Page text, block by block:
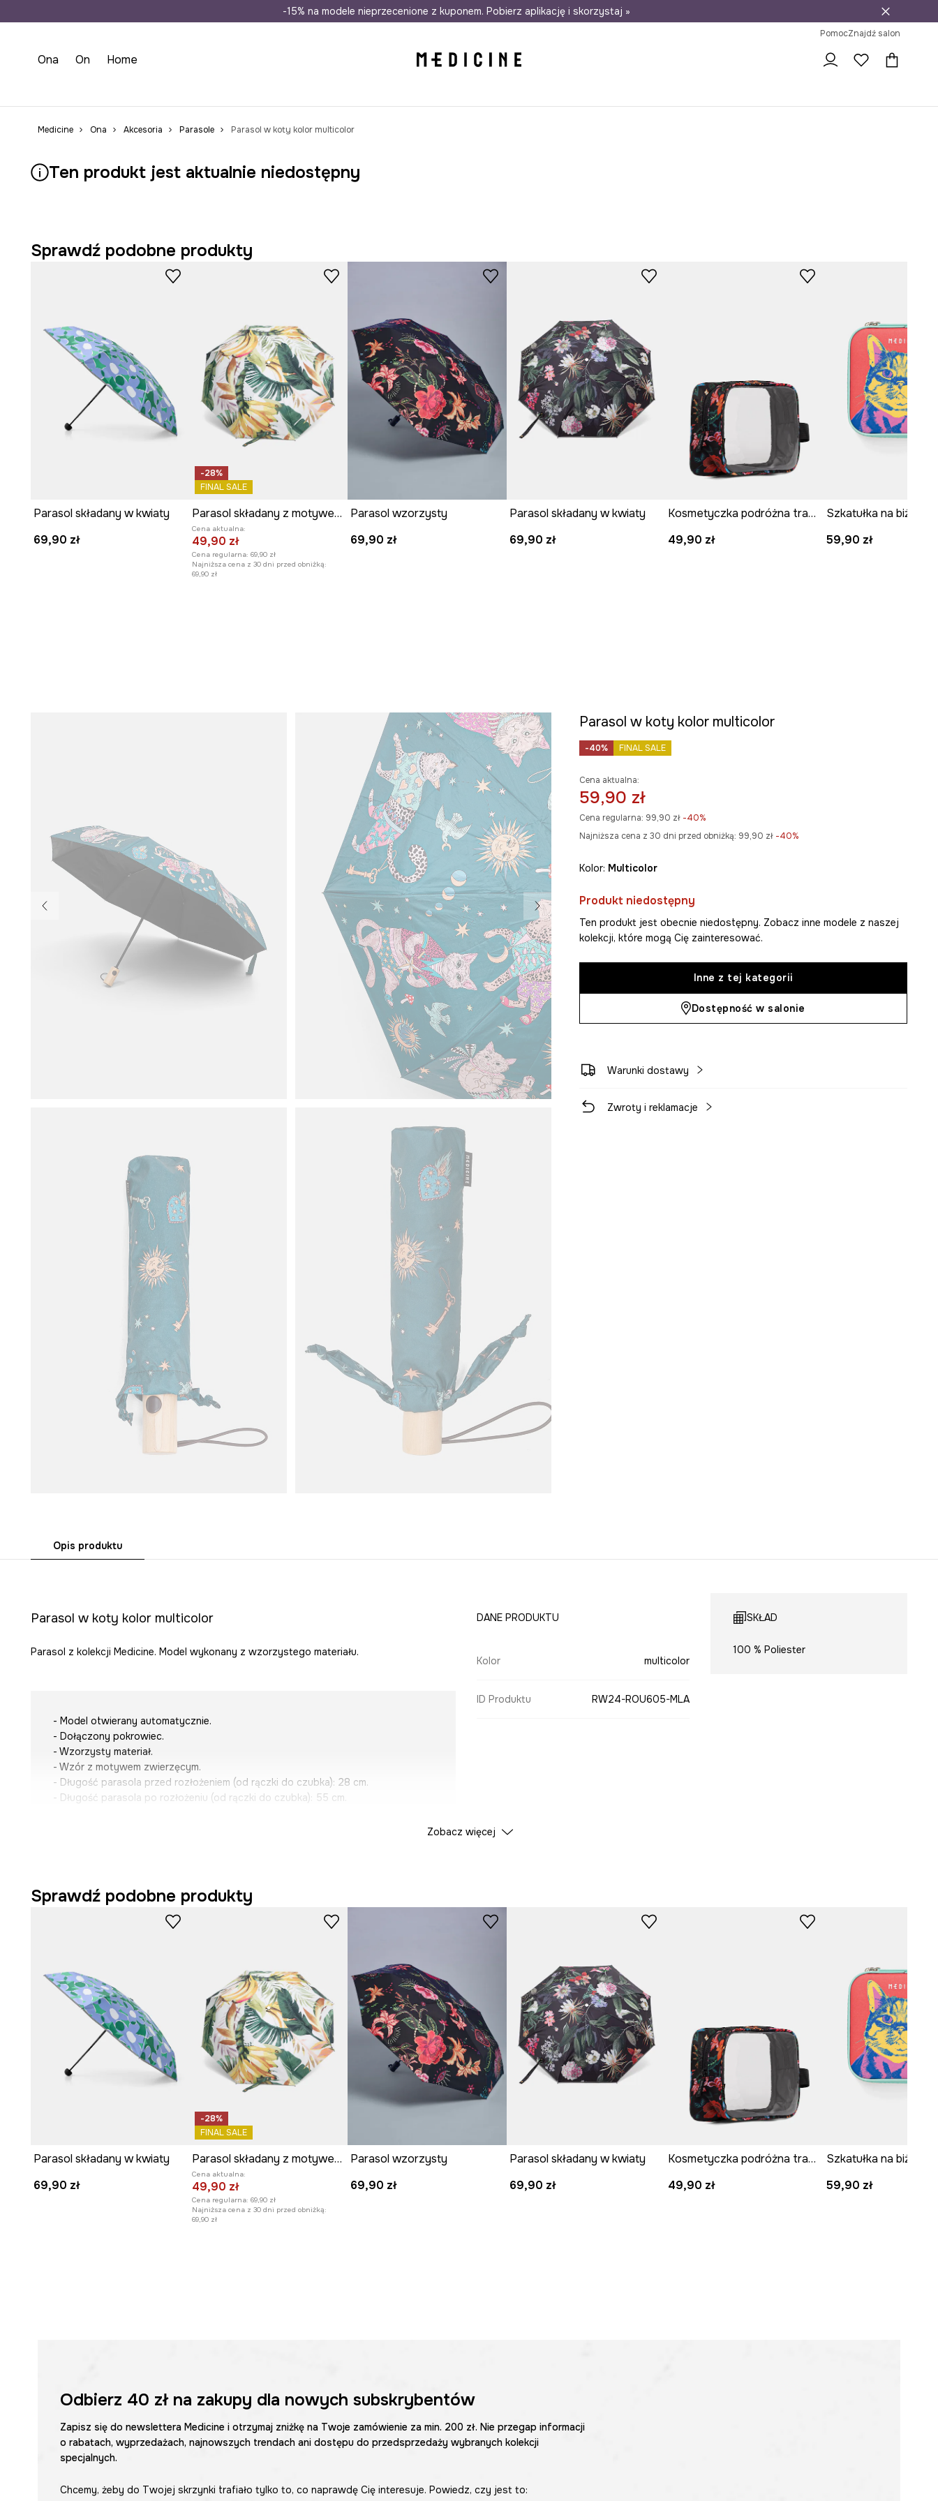
Wysyłka nawet w 24h Darmowa dostawa do salonów 30 dni na zwrot
-15% na modele nieprzecenione z kuponem. Pobierz aplikację i skorzystaj »
PomocZnajdź salon
Ona On Home
Medicine Ona Akcesoria Parasole Parasol w koty kolor multicolor
Ten produkt jest aktualnie niedostępny
Sprawdź podobne produkty
Parasol składany w kwiaty
69,90 zł
-28%
FINAL SALE
Parasol składany z motywem roślinnym
Cena aktualna:
49,90 zł
Cena regularna: 69,90 zł
Najniższa cena z 30 dni przed obniżką:
69,90 zł
Parasol wzorzysty
69,90 zł
Parasol składany w kwiaty
69,90 zł
Kosmetyczka podróżna transparentna
49,90 zł
59,90 zł
Parasol w koty kolor multicolor
-40% FINAL SALE
Cena aktualna:
59,90 zł
Cena regularna: 99,90 zł-40%
Najniższa cena z 30 dni przed obniżką: 99,90 zł -40%
Kolor: multicolor
Produkt niedostępny
Ten produkt jest obecnie niedostępny. Zobacz inne modele z naszej
kolekcji, które mogą Cię zainteresować.
Inne z tej kategorii
Dostępność w salonie
Warunki dostawy
Zwroty i reklamacje
Opis produktu
Parasol w koty kolor multicolor
Parasol z kolekcji Medicine. Model wykonany z wzorzystego materiału.
- Model otwierany automatycznie.
- Dołączony pokrowiec.
- Wzorzysty materiał.
- Wzór z motywem zwierzęcym.
- Długość parasola przed rozłożeniem (od rączki do czubka): 28 cm.
- Długość parasola po rozłożeniu (od rączki do czubka): 55 cm.
DANE PRODUKTU
Kolor multicolor
ID Produktu RW24-ROU605-MLA
SKŁAD
100 % Poliester
Zobacz więcej
Sprawdź podobne produkty
Parasol składany w kwiaty
69,90 zł
-28%
FINAL SALE
Parasol składany z motywem roślinnym
Cena aktualna:
49,90 zł
Cena regularna: 69,90 zł
Najniższa cena z 30 dni przed obniżką:
69,90 zł
Parasol wzorzysty
69,90 zł
Parasol składany w kwiaty
69,90 zł
Kosmetyczka podróżna transparentna
49,90 zł
59,90 zł
Odbierz 40 złna zakupy dla nowych subskrybentów
Zapisz się do newslettera Medicine i otrzymaj zniżkę na Twoje zamówienie za min. 200 zł. Nie przegap informacji
o rabatach, wyprzedażach, najnowszych trendach ani dostępu do przedsprzedaży wybranych kolekcji
specjalnych.
Chcemy, żeby do Twojej skrzynki trafiało tylko to, co naprawdę Cię interesuje. Powiedz, czy jest to: